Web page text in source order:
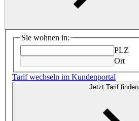
Sie wohnen in:
PLZ
Ort
Tarif wechseln im Kundenportal
Jetzt Tarif finden